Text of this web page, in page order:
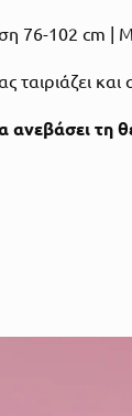
76-102 cm |
ταιριάζει
τη